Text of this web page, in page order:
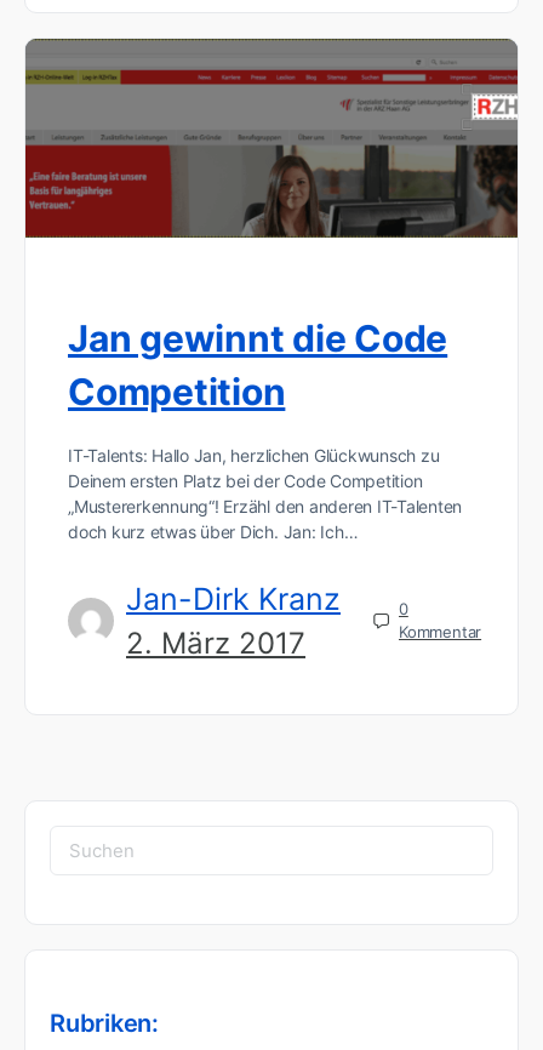
Jan gewinnt die Code
Competition
IT-Talents: Hallo Jan, herzlichen Glückwunsch zu
Deinem ersten Platz bei der Code Competition
„Mustererkennung“! Erzähl den anderen IT-Talenten
doch kurz etwas über Dich. Jan: Ich…
Jan-Dirk Kranz
2. März 2017
0
Kommentar
Suchen
nach:
Rubriken: